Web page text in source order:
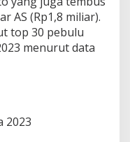
AS (Rp1,8 miliar).
top 30 pebulu
menurut data
2023